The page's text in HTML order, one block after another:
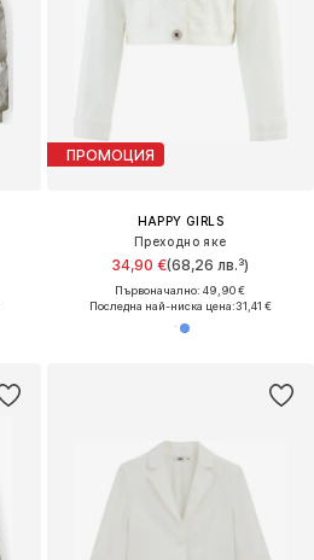
ПРОМОЦИЯ
HAPPY GIRLS
Преходно яке
34,90 €(68,26 лв.³)
Първоначално: 49,90 €
Последна най-ниска цена:31,41 €